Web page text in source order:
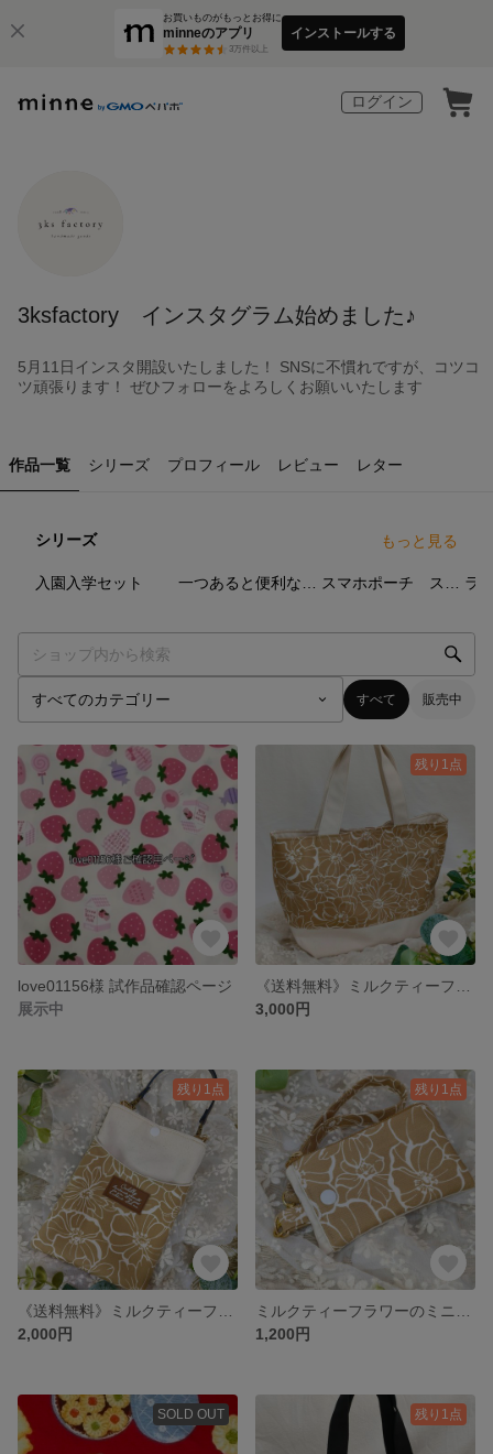
お買いものがもっとお得に
minneのアプリ
3万件以上
インストールする
ログイン
3ksfactory インスタグラム始めました♪
5月11日インスタ開設いたしました！ SNSに不慣れですが、コツコ
ツ頑張ります！ ぜひフォローをよろしくお願いいたします
作品一覧 シリーズ プロフィール レビュー レター
シリーズ もっと見る
入園入学セット
すべて 販売中
love01156様 試作品確認ページ
展示中
残り1点
3,000円
残り1点
2,000円
残り1点
1,200円
SOLD OUT 残り1点